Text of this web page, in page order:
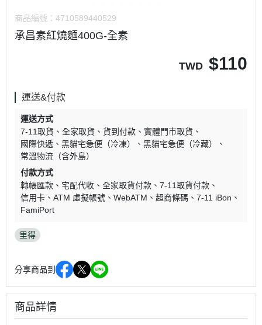
商品編號： 4710589440529
承昌素紅燒麵400G-全素
TWD $110
運送&付款
運送方式
7-11取貨
全家取貨 貨到付款
實體門市取貨
國際快遞
黑貓宅急便（冷凍）
黑貓宅急便（冷藏）
常溫物流（含外島）
付款方式
轉帳匯款
宅配代收 全家取貨付款
7-11取貨付款
信用卡
ATM 虛擬帳號 WebATM 超商條碼
7-11 iBon
FamiPort
里得
分享商品到
商品詳情